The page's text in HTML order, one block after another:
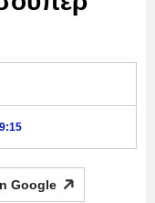
Google